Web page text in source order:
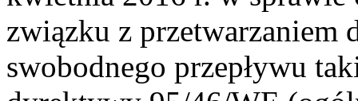
związku z przetwarzaniem
swobodnego przepływu